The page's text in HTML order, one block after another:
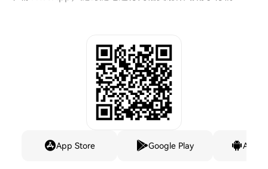
App Store Google Play